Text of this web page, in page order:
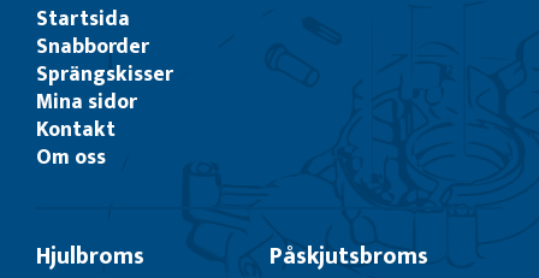
Startsida
Snabborder
Sprängskisser
Mina sidor
Kontakt
Om oss
Hjulbroms Påskjutsbroms